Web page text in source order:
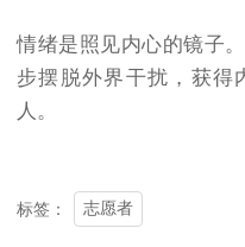
情绪是照见内心的镜子
步摆脱外界干扰，获得
人。
标签： 志愿者